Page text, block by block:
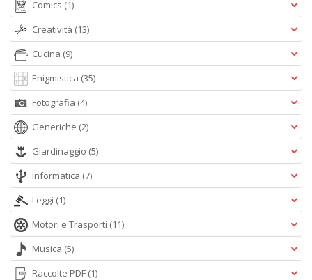
Comics (1)
Creatività (13)
Cucina (9)
Enigmistica (35)
Fotografia (4)
Generiche (2)
Giardinaggio (5)
Informatica (7)
Leggi (1)
Motori e Trasporti (11)
Musica (5)
Raccolte PDF (1)